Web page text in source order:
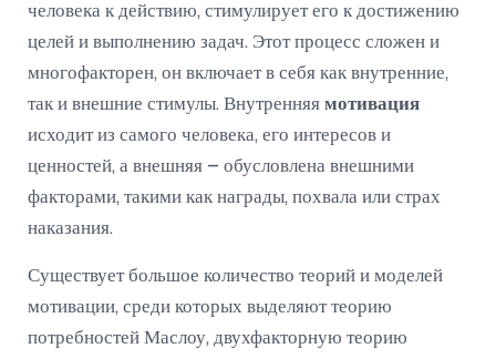
человека к действию, стимулирует его к достижению
целей и выполнению задач. Этот процесс сложен и
многофакторен, он включает в себя как внутренние,
так и внешние стимулы. Внутренняя мотивация
исходит из самого человека, его интересов и
ценностей, а внешняя – обусловлена внешними
факторами, такими как награды, похвала или страх
наказания.
Существует большое количество теорий и моделей
мотивации, среди которых выделяют теорию
потребностей Маслоу, двухфакторную теорию